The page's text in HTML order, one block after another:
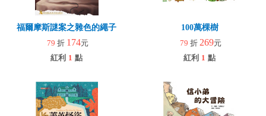
福爾摩斯謎案之雜色的繩子
79 折 174元
紅利 1 點
100萬棵樹
79 折 269元
紅利 1 點